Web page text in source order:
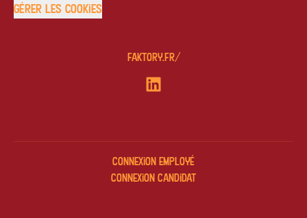
Gérer les cookies
faktory.fr/
Connexion employé
Connexion candidat